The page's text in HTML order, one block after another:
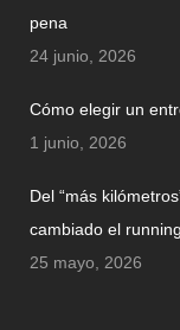
pena
24 junio, 2026
Cómo elegir un
1 junio, 2026
Del “más
cambiado el running
25 mayo, 2026